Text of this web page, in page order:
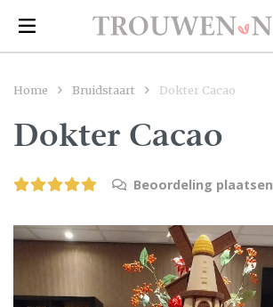
Home Bruidstaart Dokter Cacao
Dokter Cacao
Beoordeling plaatsen